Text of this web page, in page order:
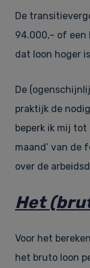
De
94.000,– of een
dat loon hoger
De
praktijk de
beperk ik mij tot
maand’ van de
over de
Het
Voor het
het bruto loon